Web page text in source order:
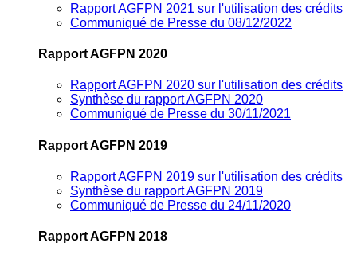
Rapport AGFPN 2021 sur l'utilisation des crédits
Communiqué de Presse du 08/12/2022
Rapport AGFPN 2020
Rapport AGFPN 2020 sur l'utilisation des crédits
Synthèse du rapport AGFPN 2020
Communiqué de Presse du 30/11/2021
Rapport AGFPN 2019
Rapport AGFPN 2019 sur l'utilisation des crédits
Synthèse du rapport AGFPN 2019
Communiqué de Presse du 24/11/2020
Rapport AGFPN 2018